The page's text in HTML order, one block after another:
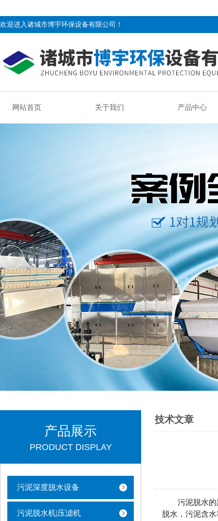
欢迎进入诸城市博宇环保设备有限公司！
网站首页 关于我们 产品中心
产品展示
PRODUCT DISPLAY
污泥深度脱水设备
污泥脱水机|压滤机
技术文章
污泥脱水
脱水 ，污泥含